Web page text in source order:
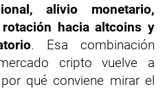
alivio monetario,
hacia altcoins y
. Esa combinación
cripto vuelve a
qué conviene mirar el